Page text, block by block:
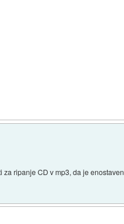
ripanje CD v mp3, da je